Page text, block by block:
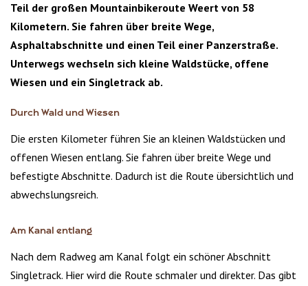
Teil der großen Mountainbikeroute Weert von 58
Kilometern. Sie fahren über breite Wege,
Asphaltabschnitte und einen Teil einer Panzerstraße.
Unterwegs wechseln sich kleine Waldstücke, offene
Wiesen und ein Singletrack ab.
Durch Wald und Wiesen
Die ersten Kilometer führen Sie an kleinen Waldstücken und
offenen Wiesen entlang. Sie fahren über breite Wege und
befestigte Abschnitte. Dadurch ist die Route übersichtlich und
abwechslungsreich.
Am Kanal entlang
Nach dem Radweg am Kanal folgt ein schöner Abschnitt
Singletrack. Hier wird die Route schmaler und direkter. Das gibt